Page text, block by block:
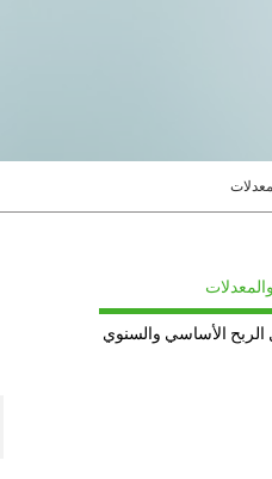
الأساسي والسنوي